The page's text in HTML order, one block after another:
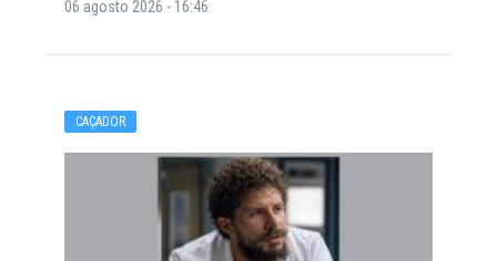
06 agosto 2026 - 16:46
CAÇADOR